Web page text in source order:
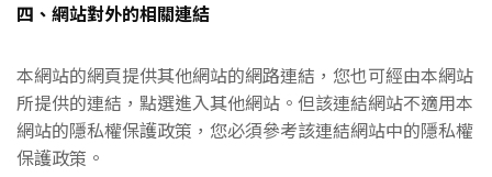
四、網站對外的相關連結
本網站的網頁提供其他網站的網路連結，您也可經由本網站
所提供的連結，點選進入其他網站。但該連結網站不適用本
網站的隱私權保護政策，您必須參考該連結網站中的隱私權
保護政策。